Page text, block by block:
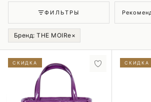
ФИЛЬТРЫ
Бренд: THE MOIRe×
СКИДКА СКИДКА